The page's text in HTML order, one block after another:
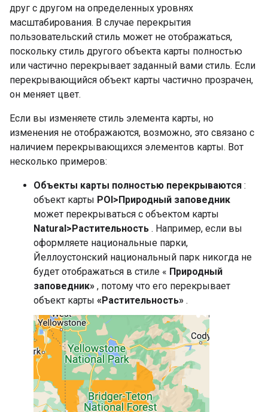
друг с другом на определенных уровнях
масштабирования. В случае перекрытия
пользовательский стиль может не отображаться,
поскольку стиль другого объекта карты полностью
или частично перекрывает заданный вами стиль. Если
перекрывающийся объект карты частично прозрачен,
он меняет цвет.
Если вы изменяете стиль элемента карты, но
изменения не отображаются, возможно, это связано с
наличием перекрывающихся элементов карты. Вот
несколько примеров:
Объекты карты полностью перекрываются :
объект карты POI>Природный заповедник
может перекрываться с объектом карты
Natural>Растительность . Например, если вы
оформляете национальные парки,
Йеллоустонский национальный парк никогда не
будет отображаться в стиле « Природный
заповедник» , потому что его перекрывает
объект карты «Растительность» .